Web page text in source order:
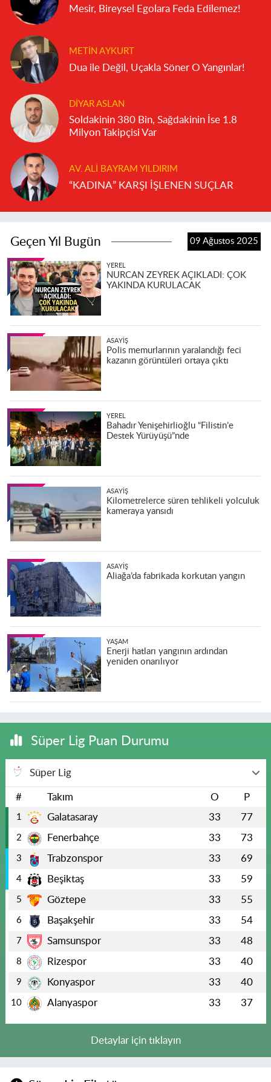
Mesir, Bireysel Egolara Feda Edilemez!
METIN AYKURT
Dua ile Değil, Uçakla Söner O Yangınlar!
DIYAR ASLAN
Soldakinin 380 Bin, Sağdakinin İse 1.8
Milyon Takipçisi Var
AV. ALI BAYRAM YILDIRIM
“KADINA” KARŞI İŞLENEN SUÇLAR
Geçen Yıl Bugün 09 Ağustos 2025
YEREL
NURCAN ZEYREK AÇIKLADI: ÇOK
YAKINDA KURULACAK
ASAYIŞ
Polis memurlarının yaralandığı feci
kazanın görüntüleri ortaya çıktı
YEREL
Bahadır Yenişehirlioğlu “Filistin’e
Destek Yürüyüşü”nde
ASAYIŞ
Kilometrelerce süren tehlikeli yolculuk
kameraya yansıdı
ASAYIŞ
Aliağa’da fabrikada korkutan yangın
YAŞAM
Enerji hatları yangının ardından
yeniden onarılıyor
Süper Lig Puan Durumu
Süper Lig
# Takım O P
1 Galatasaray 33 77
2 Fenerbahçe 33 73
3 Trabzonspor 33 69
4 Beşiktaş 33 59
5 Göztepe 33 55
6 Başakşehir 33 54
7 Samsunspor 33 48
8 Rizespor 33 40
9 Konyaspor 33 40
10 Alanyaspor 33 37
Detaylar için tıklayın